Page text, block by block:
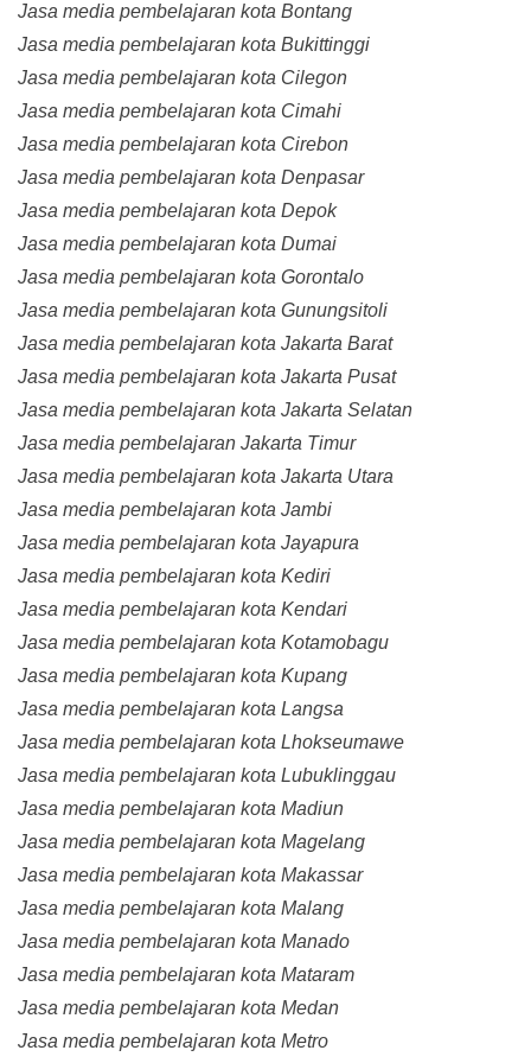
Jasa media pembelajaran kota Bontang
Jasa media pembelajaran kota Bukittinggi
Jasa media pembelajaran kota Cilegon
Jasa media pembelajaran kota Cimahi
Jasa media pembelajaran kota Cirebon
Jasa media pembelajaran kota Denpasar
Jasa media pembelajaran kota Depok
Jasa media pembelajaran kota Dumai
Jasa media pembelajaran kota Gorontalo
Jasa media pembelajaran kota Gunungsitoli
Jasa media pembelajaran kota Jakarta Barat
Jasa media pembelajaran kota Jakarta Pusat
Jasa media pembelajaran kota Jakarta Selatan
Jasa media pembelajaran Jakarta Timur
Jasa media pembelajaran kota Jakarta Utara
Jasa media pembelajaran kota Jambi
Jasa media pembelajaran kota Jayapura
Jasa media pembelajaran kota Kediri
Jasa media pembelajaran kota Kendari
Jasa media pembelajaran kota Kotamobagu
Jasa media pembelajaran kota Kupang
Jasa media pembelajaran kota Langsa
Jasa media pembelajaran kota Lhokseumawe
Jasa media pembelajaran kota Lubuklinggau
Jasa media pembelajaran kota Madiun
Jasa media pembelajaran kota Magelang
Jasa media pembelajaran kota Makassar
Jasa media pembelajaran kota Malang
Jasa media pembelajaran kota Manado
Jasa media pembelajaran kota Mataram
Jasa media pembelajaran kota Medan
Jasa media pembelajaran kota Metro